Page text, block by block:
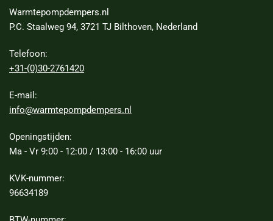
Warmtepompdempers.nl
P.C. Staalweg 94, 3721 TJ Bilthoven, Nederland
Telefoon:
+31-(0)30-2761420
E-mail:
info@warmtepompdempers.nl
Openingstijden:
Ma - Vr 9:00 - 12:00 / 13:00 - 16:00 uur
KVK-nummer:
96634189